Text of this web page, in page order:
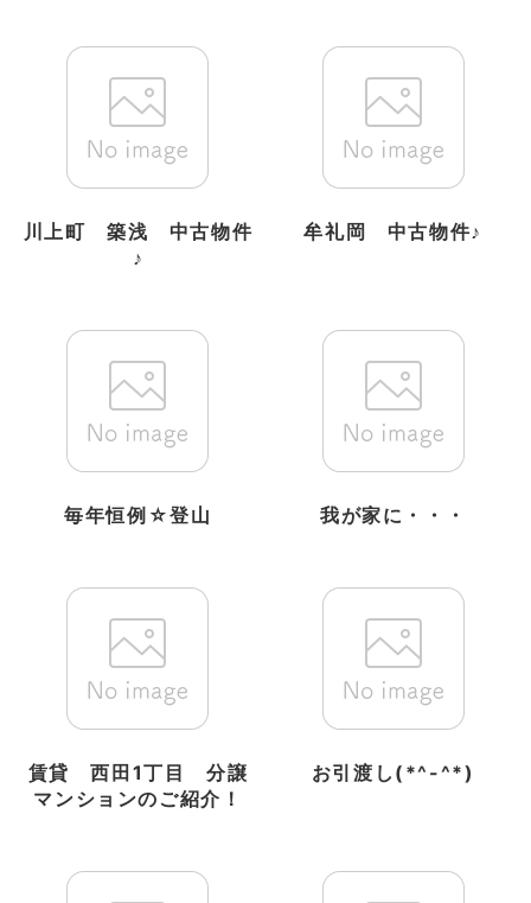
川上町 築浅 中古物件
♪
牟礼岡 中古物件♪
毎年恒例☆登山 我が家に・・・
賃貸 西田1丁目 分譲
マンションのご紹介！
お引渡し(*^-^*)